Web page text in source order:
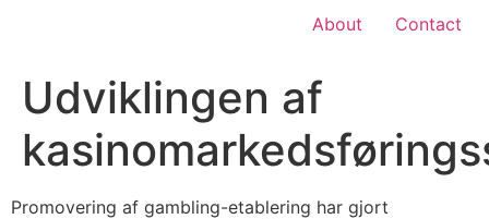
About Contact
Udviklingen af ​​
Promovering af gambling-etablering har gjort